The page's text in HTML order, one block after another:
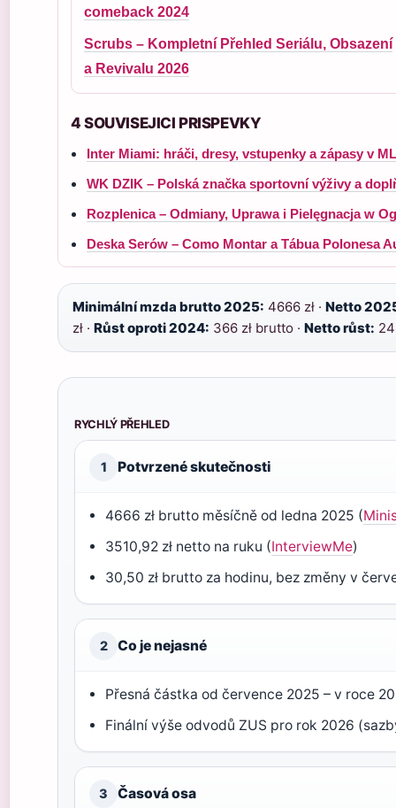
comeback 2024
Scrubs – Kompletní Přehled Seriálu, Obsazení
a Revivalu 2026
4 SOUVISEJICI PRISPEVKY
Inter Miami: hráči, dresy, vstupenky a zápasy v
WK DZIK – Polská značka sportovní výživy a
Rozplenica – Odmiany, Uprawa i Pielęgnacja w
Deska Serów – Como Montar a Tábua Polonesa
Minimální mzda brutto 2025: 4666 zł · Netto
zł · Růst oproti 2024: 366 zł brutto · Netto růst:
RYCHLÝ PŘEHLED
1 Potvrzené skutečnosti
4666 zł brutto měsíčně od ledna 2025 (
3510,92 zł netto na ruku (InterviewMe)
30,50 zł brutto za hodinu, bez změny v
2 Co je nejasné
Přesná částka od července 2025 – v roce
Finální výše odvodů ZUS pro rok 2026
3 Časová osa